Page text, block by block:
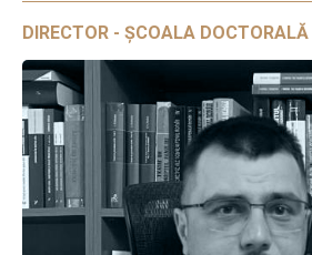
DIRECTOR - ȘCOALA DOCTORALĂ